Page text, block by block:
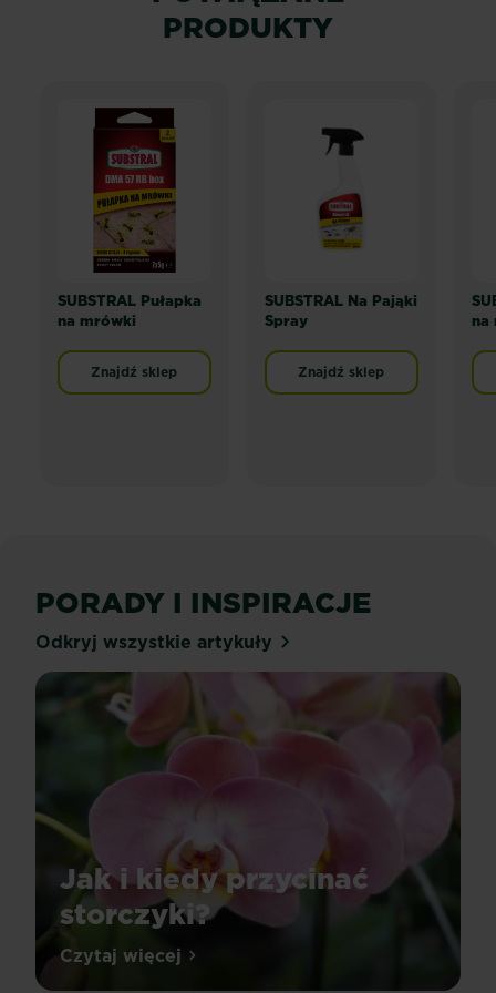
PRODUKTY
SUBSTRAL Pułapka
na mrówki
Znajdź sklep
SUBSTRAL Na Pająki
Spray
Znajdź sklep
na
PORADY I INSPIRACJE
Odkryj wszystkie artykuły
Jak i kiedy przycinać
storczyki?
Przycinać
Czytaj więcejJak i kiedy przycinać storczyki?